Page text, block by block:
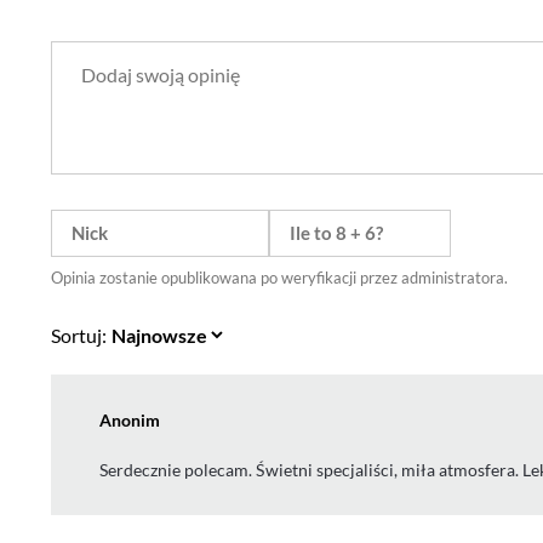
Opinia zostanie opublikowana po weryfikacji przez administratora.
Sortuj:
Anonim
Serdecznie polecam. Świetni specjaliści, miła atmosfera.